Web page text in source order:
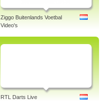
Ziggo Buitenlands Voetbal
Video's
RTL Darts Live